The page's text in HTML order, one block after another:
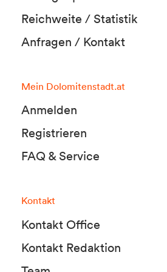
Reichweite / Statistik
Anfragen / Kontakt
Mein Dolomitenstadt.at
Anmelden
Registrieren
FAQ & Service
Kontakt
Kontakt Office
Kontakt Redaktion